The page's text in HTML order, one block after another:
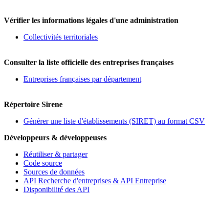
Vérifier les informations légales d'une administration
Collectivités territoriales
Consulter la liste officielle des entreprises françaises
Entreprises françaises par département
Répertoire Sirene
Générer une liste d'établissements (SIRET) au format CSV
Développeurs & développeuses
Réutiliser & partager
Code source
Sources de données
API Recherche d'entreprises & API Entreprise
Disponibilité des API